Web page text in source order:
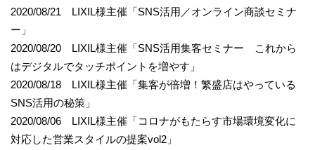
2020/08/21 LIXIL様主催「SNS活用／オンライン商談セミナ
ー」
2020/08/20 LIXIL様主催「SNS活用集客セミナー これから
はデジタルでタッチポイントを増やす」
2020/08/18 LIXIL様主催「集客が倍増！繁盛店はやっている
SNS活用の秘策」
2020/08/06 LIXIL様主催「コロナがもたらす市場環境変化に
対応した営業スタイルの提案vol2」